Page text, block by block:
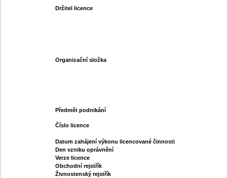
Držitel licence
Organizační složka
Předmět podnikání
Číslo licence
Datum zahájení výkonu licencované činnosti
Den vzniku oprávnění
Verze licence
Obchodní rejstřík
Živnostenský rejstřík